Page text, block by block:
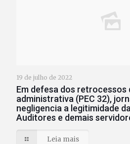
19 de julho de 2022
Em defesa dos retrocessos
administrativa (PEC 32),
negligencia a legitimidade
Auditores e demais
Leia mais